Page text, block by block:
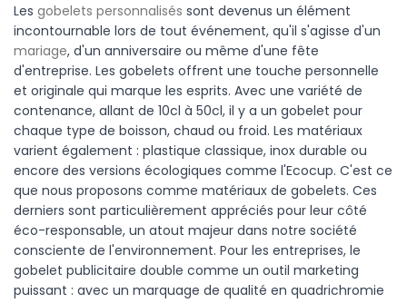
Les gobelets personnalisés sont devenus un élément
incontournable lors de tout événement, qu'il s'agisse d'un
mariage, d'un anniversaire ou même d'une fête
d'entreprise. Les gobelets offrent une touche personnelle
et originale qui marque les esprits. Avec une variété de
contenance, allant de 10cl à 50cl, il y a un gobelet pour
chaque type de boisson, chaud ou froid. Les matériaux
varient également : plastique classique, inox durable ou
encore des versions écologiques comme l'Ecocup. C'est ce
que nous proposons comme matériaux de gobelets. Ces
derniers sont particulièrement appréciés pour leur côté
éco-responsable, un atout majeur dans notre société
consciente de l'environnement. Pour les entreprises, le
gobelet publicitaire double comme un outil marketing
puissant : avec un marquage de qualité en quadrichromie